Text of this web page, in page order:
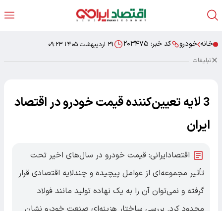
خانه خودرو کد خبر: ۲۰۳۴۷۵ ۲۹ اردیبهشت ۱۴۰۵ ۰۹:۲۳
تبلیغات
3 لایه تعیین‌کننده قیمت خودرو در اقتصاد
ایران
اقتصادایرانی: قیمت خودرو در سال‌های اخیر تحت
تأثیر مجموعه‌ای از عوامل پیچیده و چندلایه اقتصادی قرار
گرفته و نمی‌توان آن را به یک نهاده تولید مانند فولاد